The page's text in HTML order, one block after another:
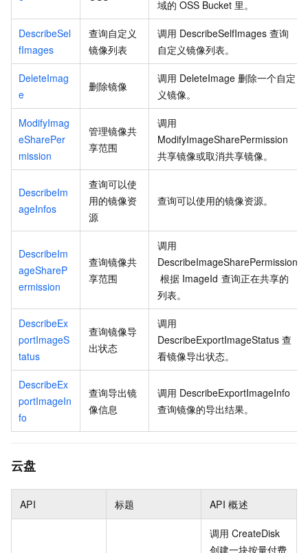
域的 OSS Bucket 里。
DescribeSel
fImages
查询自定义
镜像列表
调用 DescribeSelfImages 查询
自定义镜像列表。
DeleteImag
e
删除镜像
调用 DeleteImage 删除一个自定
义镜像。
ModifyImag
eSharePer
mission
管理镜像共
享范围
调用
ModifyImageSharePermission
共享镜像或取消共享镜像。
DescribeIm
ageInfos
查询可以使
用的镜像资
源
查询可以使用的镜像资源。
DescribeIm
ageShareP
ermission
查询镜像共
享范围
调用
DescribeImageSharePermission
根据 ImageId 查询正在共享的
列表。
DescribeEx
portImageS
tatus
查询镜像导
出状态
调用
DescribeExportImageStatus 查
看镜像导出状态。
DescribeEx
portImageIn
fo
查询导出镜
像信息
调用 DescribeExportImageInfo
查询镜像的导出结果。
云盘
API 标题 API 概述
调用 CreateDisk
创建一块按量付费